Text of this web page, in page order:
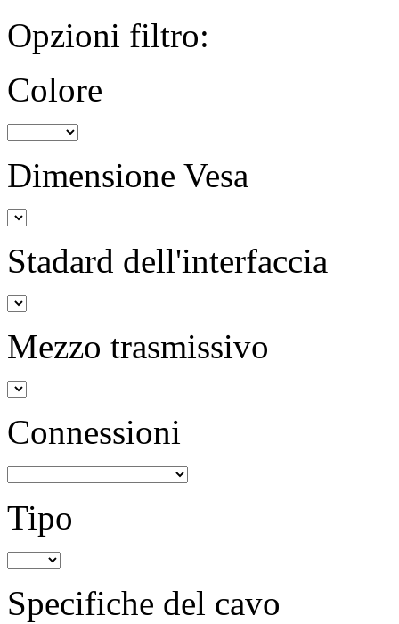
Opzioni filtro:
Colore
Dimensione Vesa
Stadard dell'interfaccia
Mezzo trasmissivo
Connessioni
Tipo
Specifiche del cavo